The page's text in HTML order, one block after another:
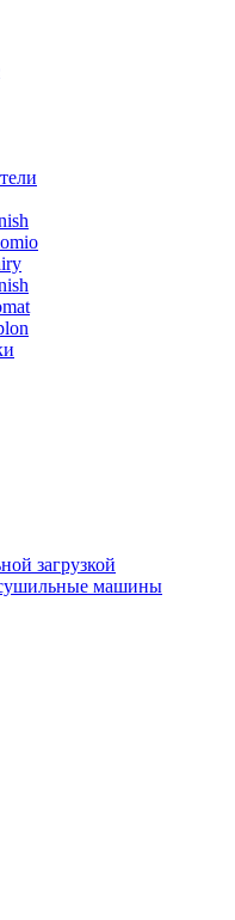
загрузкой
машины